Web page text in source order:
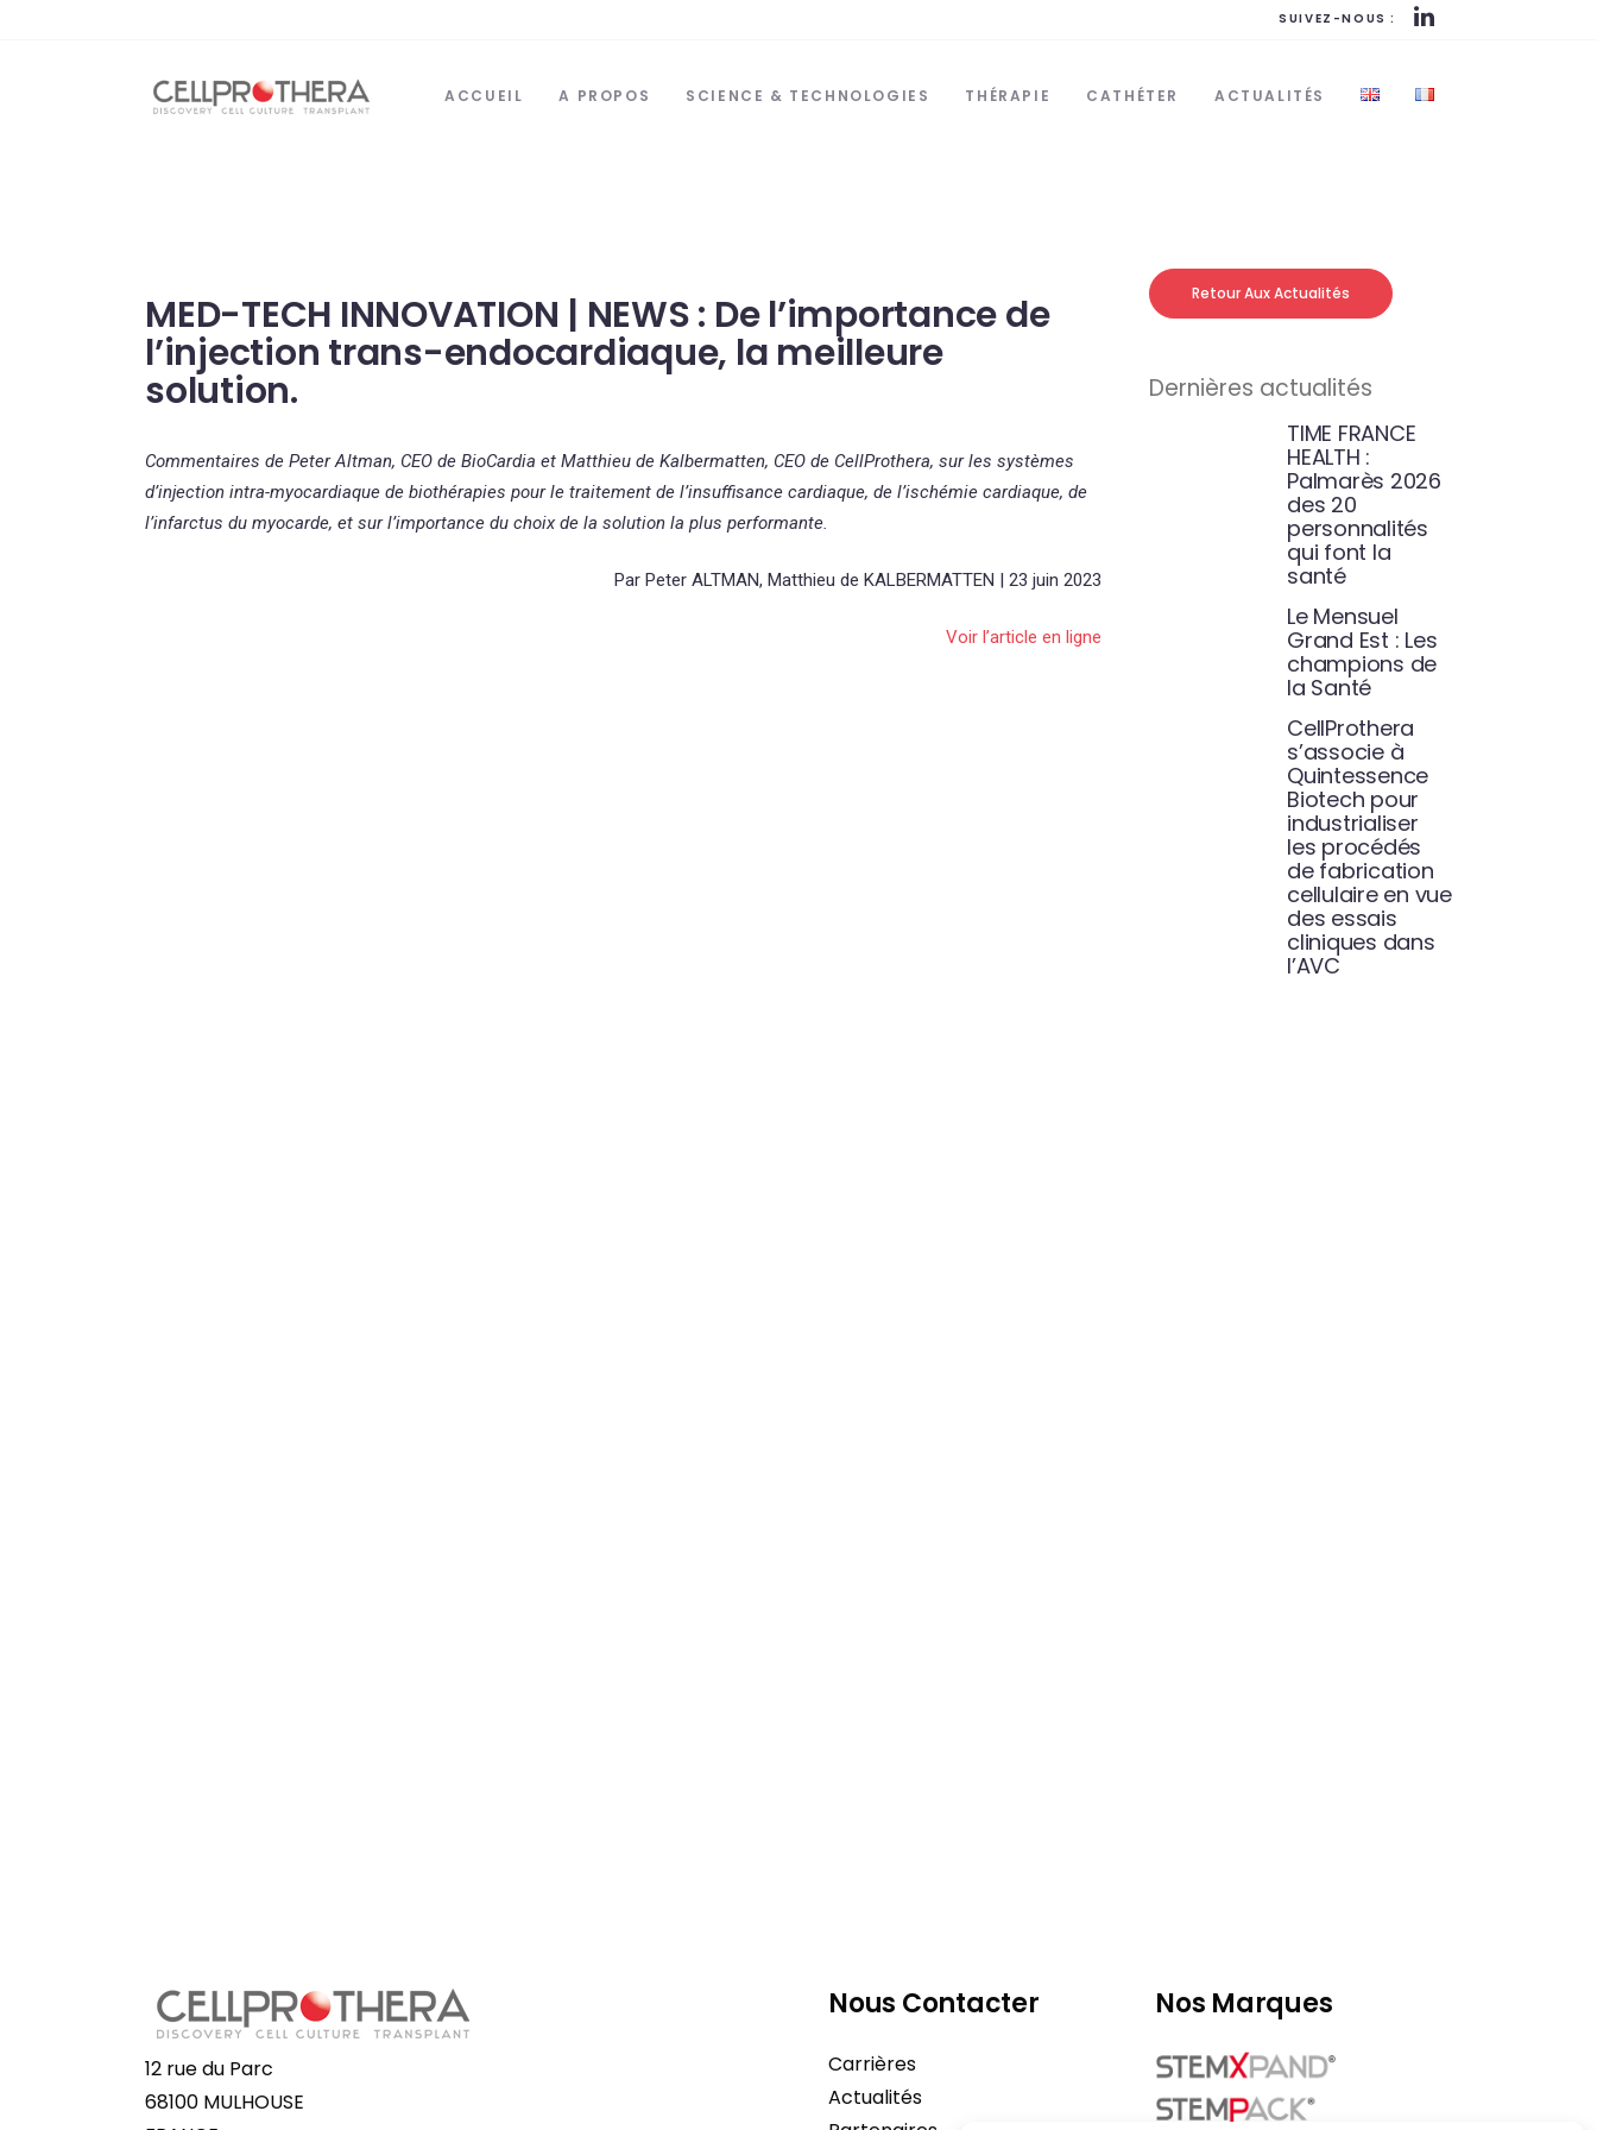
SUIVEZ-NOUS :
ACCUEIL A PROPOS SCIENCE & TECHNOLOGIES THÉRAPIE CATHÉTER ACTUALITÉS
MED-TECH INNOVATION | NEWS : De l’importance de
l’injection trans-endocardiaque, la meilleure
solution.
Commentaires de Peter Altman, CEO de BioCardia et Matthieu de Kalbermatten, CEO de CellProthera, sur les systèmes
d’injection intra-myocardiaque de biothérapies pour le traitement de l’insuffisance cardiaque, de l’ischémie cardiaque, de
l’infarctus du myocarde, et sur l’importance du choix de la solution la plus performante.
Par Peter ALTMAN, Matthieu de KALBERMATTEN | 23 juin 2023
Voir l’article en ligne
Retour Aux Actualités
Dernières actualités
TIME FRANCE
HEALTH :
Palmarès 2026
des 20
personnalités
qui font la
santé
Le Mensuel
Grand Est : Les
champions de
la Santé
CellProthera
s’associe à
Quintessence
Biotech pour
industrialiser
les procédés
de fabrication
cellulaire en vue
des essais
cliniques dans
l’AVC
12 rue du Parc
68100 MULHOUSE
Nous Contacter
Carrières
Actualités
Nos Marques